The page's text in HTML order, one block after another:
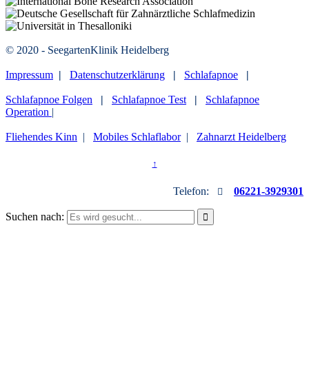
© 2020 - SeegartenKlinik Heidelberg
Impressum | Datenschutzerklärung | Schlafapnoe |
Schlafapnoe Folgen | Schlafapnoe Test |
Schlafapnoe
Operation |
Fliehendes Kinn | Mobiles Schlaflabor| Zahnarzt Heidelberg
↑
Telefon:  06221-3929301
Suchen nach: 